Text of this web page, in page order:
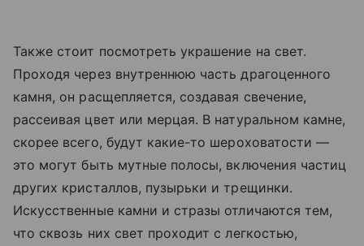
Также стоит посмотреть украшение на свет.
Проходя через внутреннюю часть драгоценного
камня, он расщепляется, создавая свечение,
рассеивая цвет или мерцая. В натуральном камне,
скорее всего, будут какие-то шероховатости —
это могут быть мутные полосы, включения частиц
других кристаллов, пузырьки и трещинки.
Искусственные камни и стразы отличаются тем,
что сквозь них свет проходит с легкостью,